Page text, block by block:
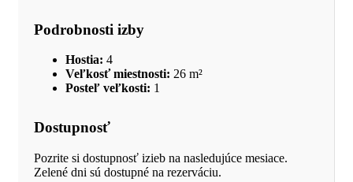
Podrobnosti izby
Hostia: 4
Veľkosť miestnosti: 26 m²
Posteľ veľkosti: 1
Dostupnosť
Pozrite si dostupnosť izieb na nasledujúce mesiace.
Zelené dni sú dostupné na rezerváciu.